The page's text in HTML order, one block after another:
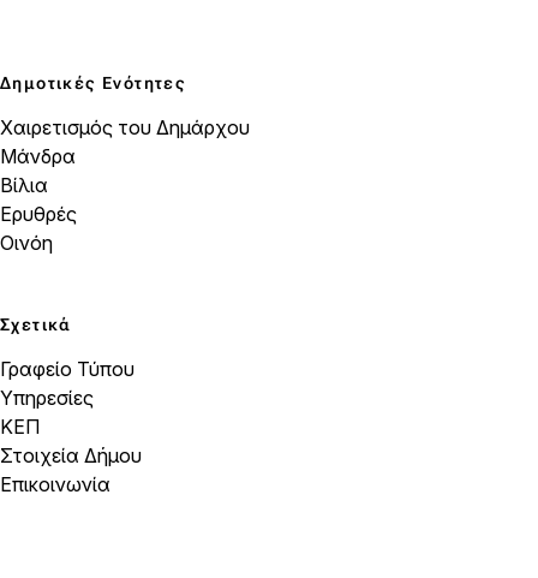
Δημοτικές Ενότητες
Χαιρετισμός του Δημάρχου
Μάνδρα
Βίλια
Ερυθρές
Οινόη
Σχετικά
Γραφείο Τύπου
Υπηρεσίες
ΚΕΠ
Στοιχεία Δήμου
Επικοινωνία